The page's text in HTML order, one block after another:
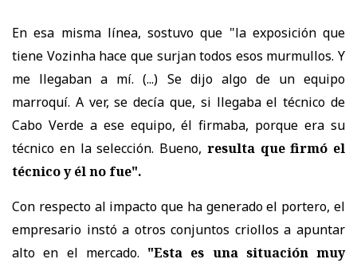
En esa misma línea, sostuvo que "la exposición que
tiene Vozinha hace que surjan todos esos murmullos. Y
me llegaban a mí. (...) Se dijo algo de un equipo
marroquí. A ver, se decía que, si llegaba el técnico de
Cabo Verde a ese equipo, él firmaba, porque era su
técnico en la selección. Bueno, resulta que firmó el
técnico y él no fue".
Con respecto al impacto que ha generado el portero, el
empresario instó a otros conjuntos criollos a apuntar
alto en el mercado. "Esta es una situación muy